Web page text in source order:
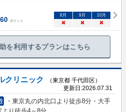
ポイント
8 月 9 月 10月
× × ×
を利用するプランはこちら
クリニック
（東京都 千代田区）
更新日:2026.07.31
・東京丸の内北口より徒歩8分・大手